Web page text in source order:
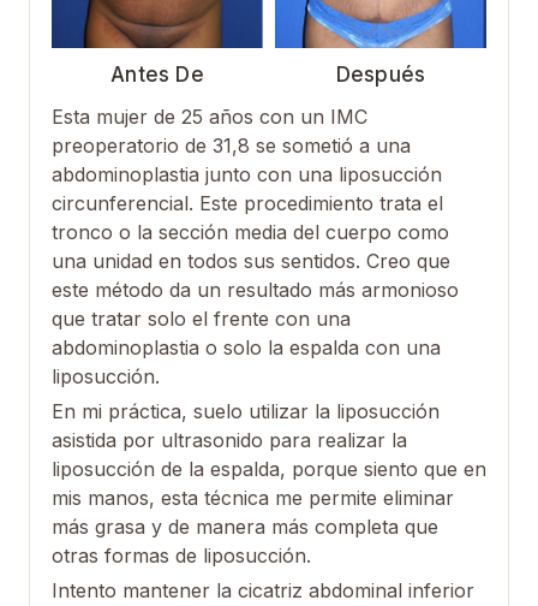
Antes De
Después
Esta mujer de 25 años con un IMC
preoperatorio de 31,8 se sometió a una
abdominoplastia junto con una liposucción
circunferencial. Este procedimiento trata el
tronco o la sección media del cuerpo como
una unidad en todos sus sentidos. Creo que
este método da un resultado más armonioso
que tratar solo el frente con una
abdominoplastia o solo la espalda con una
liposucción.
En mi práctica, suelo utilizar la liposucción
asistida por ultrasonido para realizar la
liposucción de la espalda, porque siento que en
mis manos, esta técnica me permite eliminar
más grasa y de manera más completa que
otras formas de liposucción.
Intento mantener la cicatriz abdominal inferior